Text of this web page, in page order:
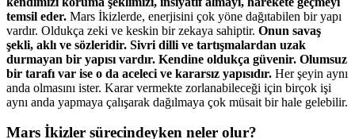
temsil eder. Mars İkizlerde, enerjisini çok yöne dağıtabilen bir yapı
vardır. Oldukça zeki ve keskin bir zekaya sahiptir. Onun savaş
şekli, aklı ve sözleridir. Sivri dilli ve tartışmalardan uzak
durmayan bir yapısı vardır. Kendine oldukça güvenir. Olumsuz
bir tarafı var ise o da aceleci ve kararsız yapısıdır. Her şeyin aynı
anda olmasını ister. Karar vermekte zorlanabileceği için birçok işi
aynı anda yapmaya çalışarak dağılmaya çok müsait bir hale gelebilir.
Mars İkizler sürecindeyken neler olur?